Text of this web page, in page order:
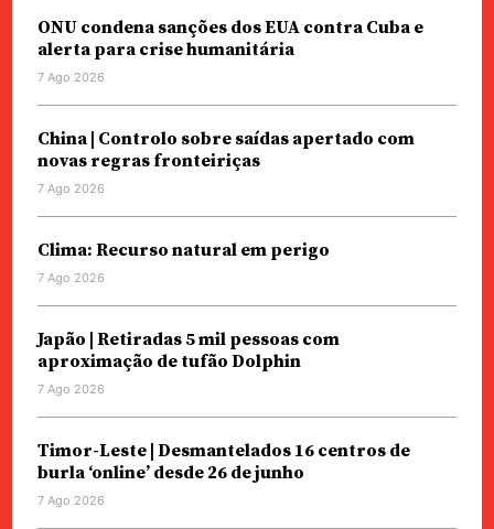
ONU condena sanções dos EUA contra Cuba e
alerta para crise humanitária
7 Ago 2026
China | Controlo sobre saídas apertado com
novas regras fronteiriças
7 Ago 2026
Clima: Recurso natural em perigo
7 Ago 2026
Japão | Retiradas 5 mil pessoas com
aproximação de tufão Dolphin
7 Ago 2026
Timor-Leste | Desmantelados 16 centros de
burla ‘online’ desde 26 de junho
7 Ago 2026